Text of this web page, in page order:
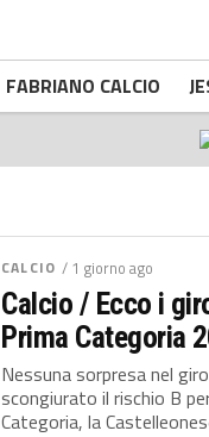
FABRIANO CALCIO
CALCIO / 1 giorno ago
Calcio / Ecco i
Prima Categoria
Nessuna sorpresa nel
scongiurato il rischio B
Categoria, la